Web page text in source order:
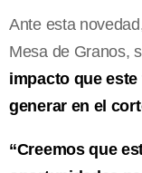
Ante esta
Mesa de Granos,
impacto que
generar en el
“Creemos que